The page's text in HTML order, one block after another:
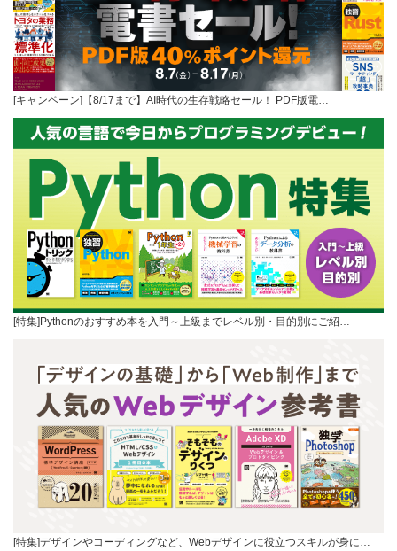
[キャンペーン]【8/17まで】AI時代の生存戦略セール！ PDF版電…
[特集]Pythonのおすすめ本を入門～上級までレベル別・目的別にご紹…
[特集]デザインやコーディングなど、Webデザインに役立つスキルが身に…